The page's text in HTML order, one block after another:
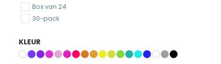
Box van 24
30-pack
KLEUR